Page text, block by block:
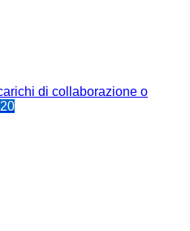
di collaborazione o
20